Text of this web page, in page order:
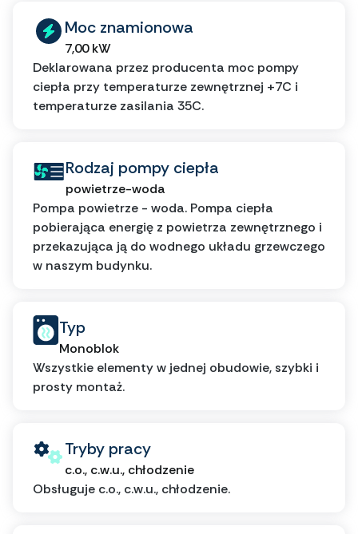
Moc znamionowa
7,00 kW
Deklarowana przez producenta moc pompy
ciepła przy temperaturze zewnętrznej +7C i
temperaturze zasilania 35C.
Rodzaj pompy ciepła
powietrze-woda
Pompa powietrze - woda. Pompa ciepła
pobierająca energię z powietrza zewnętrznego i
przekazująca ją do wodnego układu grzewczego
w naszym budynku.
Typ
Monoblok
Wszystkie elementy w jednej obudowie, szybki i
prosty montaż.
Tryby pracy
c.o., c.w.u., chłodzenie
Obsługuje c.o., c.w.u., chłodzenie.